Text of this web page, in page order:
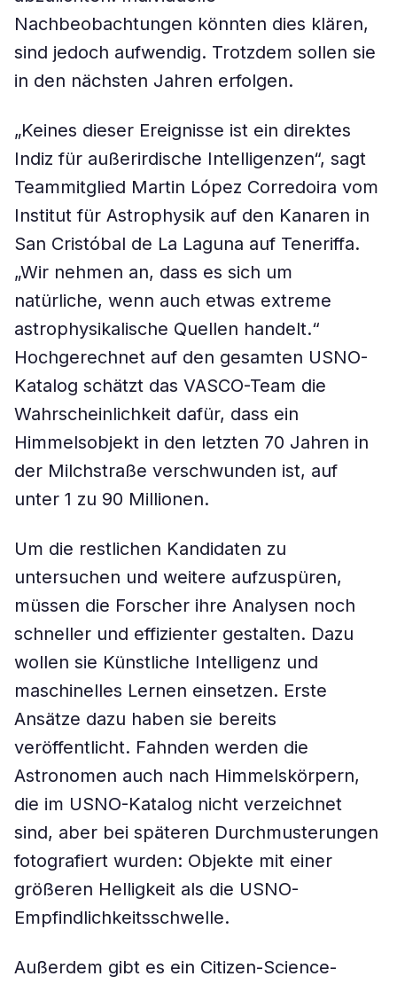
Nachbeobachtungen könnten dies klären,
sind jedoch aufwendig. Trotzdem sollen sie
in den nächsten Jahren erfolgen.
„Keines dieser Ereignisse ist ein direktes
Indiz für außerirdische Intelligenzen“, sagt
Teammitglied Martin López Corredoira vom
Institut für Astrophysik auf den Kanaren in
San Cristóbal de La Laguna auf Teneriffa.
„Wir nehmen an, dass es sich um
natürliche, wenn auch etwas extreme
astrophysikalische Quellen handelt.“
Hochgerechnet auf den gesamten USNO-
Katalog schätzt das VASCO-Team die
Wahrscheinlichkeit dafür, dass ein
Himmelsobjekt in den letzten 70 Jahren in
der Milchstraße verschwunden ist, auf
unter 1 zu 90 Millionen.
Um die restlichen Kandidaten zu
untersuchen und weitere aufzuspüren,
müssen die Forscher ihre Analysen noch
schneller und effizienter gestalten. Dazu
wollen sie Künstliche Intelligenz und
maschinelles Lernen einsetzen. Erste
Ansätze dazu haben sie bereits
veröffentlicht. Fahnden werden die
Astronomen auch nach Himmelskörpern,
die im USNO-Katalog nicht verzeichnet
sind, aber bei späteren Durchmusterungen
fotografiert wurden: Objekte mit einer
größeren Helligkeit als die USNO-
Empfindlichkeitsschwelle.
Außerdem gibt es ein Citizen-Science-